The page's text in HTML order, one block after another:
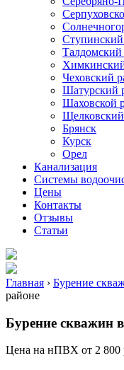
Талдомский
Чеховский
Шатурский
Шаховской
Брянск
Курск
Орел
Канализация
Системы
Цены
Контакты
Отзывы
Статьи
Главная › Бурение
районе
Бурение скважин
Цена на нПВХ от 2 800